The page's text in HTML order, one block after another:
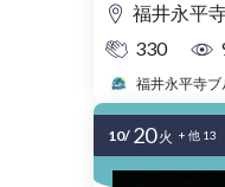
福井永平寺ブ
330
福井永平寺
10/ 20 火 + 他 13